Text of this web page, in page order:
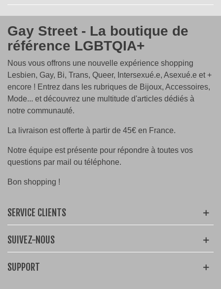
Coloris: blanc, noir, violet, anthracite, gris
Tailles : du S au 2XL
Offrez à votre maman uncadeauqui lui rappellera
chaque jour à quel point elle est une véritable "Mère
veilleuse" avec notre tee-shirt Ojo Loco!
Gay Street - La boutique de
référence LGBTQIA+
Nous vous offrons une nouvelle expérience shopping
Lesbien, Gay, Bi, Trans, Queer, Intersexué.e, Asexué.e et +
encore ! Entrez dans les rubriques de Bijoux, Accessoires,
Mode... et découvrez une multitude d'articles dédiés à
notre communauté.
La livraison est offerte à partir de 45€ en France.
Notre équipe est présente pour répondre à toutes vos
questions par mail ou téléphone.
Bon shopping !
SERVICE CLIENTS
SUIVEZ-NOUS
SUPPORT